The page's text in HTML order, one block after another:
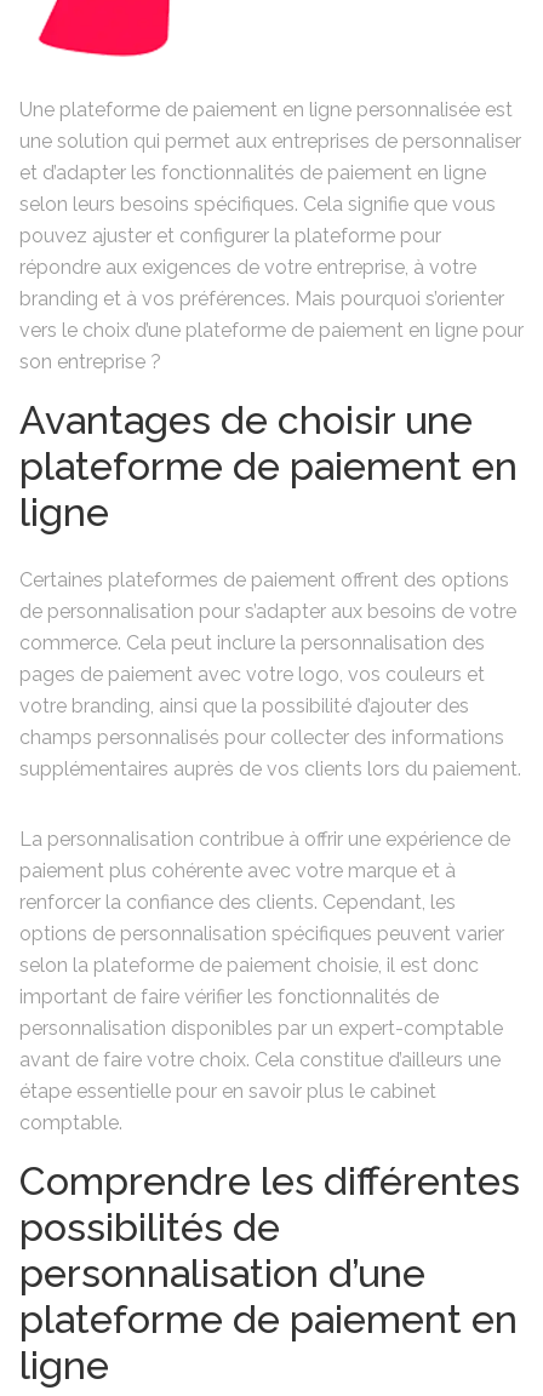
Une plateforme de paiement en ligne personnalisée est
une solution qui permet aux entreprises de personnaliser
et d’adapter les fonctionnalités de paiement en ligne
selon leurs besoins spécifiques. Cela signifie que vous
pouvez ajuster et configurer la plateforme pour
répondre aux exigences de votre entreprise, à votre
branding et à vos préférences. Mais pourquoi s’orienter
vers le choix d’une plateforme de paiement en ligne pour
son entreprise ?
Avantages de choisir une
plateforme de paiement en
ligne
Certaines plateformes de paiement offrent des options
de personnalisation pour s’adapter aux besoins de votre
commerce. Cela peut inclure la personnalisation des
pages de paiement avec votre logo, vos couleurs et
votre branding, ainsi que la possibilité d’ajouter des
champs personnalisés pour collecter des informations
supplémentaires auprès de vos clients lors du paiement.
La personnalisation contribue à offrir une expérience de
paiement plus cohérente avec votre marque et à
renforcer la confiance des clients. Cependant, les
options de personnalisation spécifiques peuvent varier
selon la plateforme de paiement choisie, il est donc
important de faire vérifier les fonctionnalités de
personnalisation disponibles par un expert-comptable
avant de faire votre choix. Cela constitue d’ailleurs une
étape essentielle pour en savoir plus le cabinet
comptable.
Comprendre les différentes
possibilités de
personnalisation d’une
plateforme de paiement en
ligne